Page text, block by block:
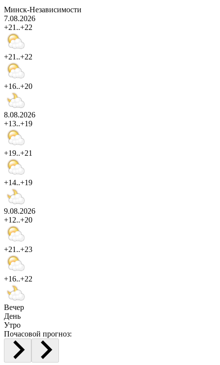
Минск-Независимости
7.08.2026
+21..+22
+21..+22
+16..+20
8.08.2026
+13..+19
+19..+21
+14..+19
9.08.2026
+12..+20
+21..+23
+16..+22
Вечер
День
Утро
Почасовой прогноз: